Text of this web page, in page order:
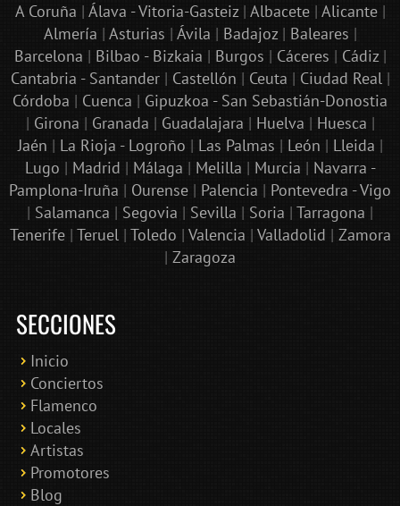
A Coruña | Álava - Vitoria-Gasteiz| Albacete| Alicante|
Almería | Asturias | Ávila | Badajoz| Baleares |
Barcelona | Bilbao - Bizkaia | Burgos | Cáceres | Cádiz|
Cantabria - Santander| Castellón | Ceuta | Ciudad Real|
Córdoba | Cuenca | Gipuzkoa - San Sebastián-Donostia
| Girona | Granada | Guadalajara | Huelva | Huesca |
Jaén | La Rioja - Logroño | Las Palmas | León | Lleida |
Lugo | Madrid | Málaga | Melilla | Murcia | Navarra -
Pamplona-Iruña | Ourense | Palencia | Pontevedra - Vigo
| Salamanca | Segovia | Sevilla | Soria | Tarragona |
Tenerife| Teruel| Toledo | Valencia | Valladolid | Zamora
| Zaragoza
SECCIONES
Inicio
Conciertos
Flamenco
Locales
Artistas
Promotores
Blog